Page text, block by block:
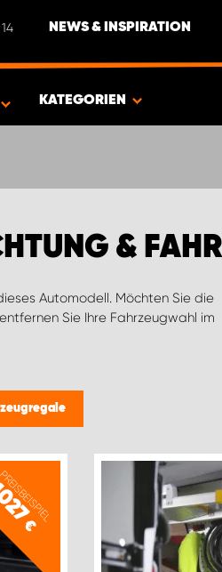
NEWS & INSPIRATION
KATEGORIEN
&
Automodell. Möchten Sie die
Sie Ihre Fahrzeugwahl im
€